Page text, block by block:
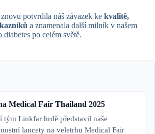
potvrdila náš závazek ke kvalitě,
a znamenala další milník v našem
po celém světě.
Medical Fair Thailand 2025
tým Linkfar hrdě představil naše
lancety na veletrhu Medical Fair